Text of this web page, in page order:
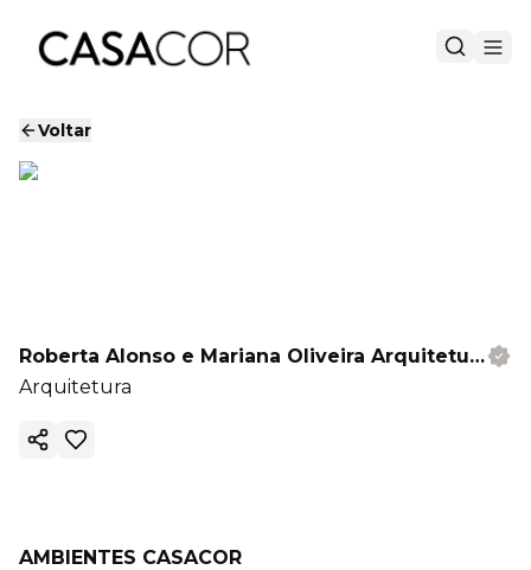
Voltar
Roberta Alonso e Mariana Oliveira Arquitetura e Interiores
Arquitetura
Copiar link
AMBIENTES CASACOR